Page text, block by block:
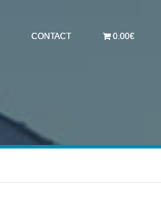
CONTACT 0.00€